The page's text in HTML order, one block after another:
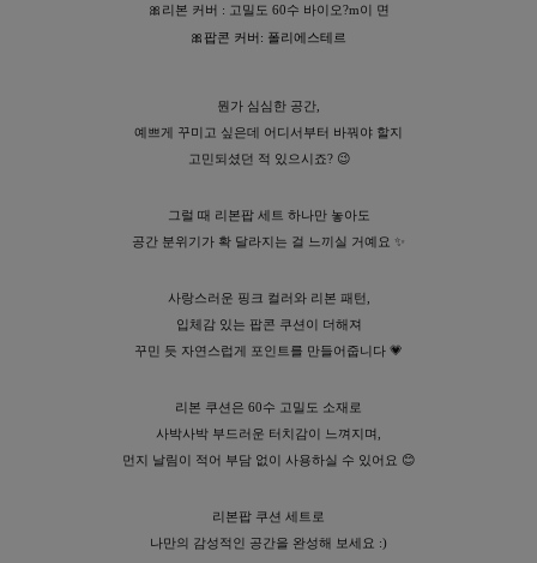
🎀리본 커버 : 고밀도 60수 바이오?m이 면
🎀 팝콘 커버: 폴리에스테르
뭔가 심심한 공간,
예쁘게 꾸미고 싶은데 어디서부터 바꿔야 할지
고민되셨던 적 있으시죠? 😉
그럴 때 리본팝 세트 하나만 놓아도
공간 분위기가 확 달라지는 걸 느끼실 거예요 ✨
사랑스러운 핑크 컬러와 리본 패턴,
입체감 있는 팝콘 쿠션이 더해져
꾸민 듯 자연스럽게 포인트를 만들어줍니다 💗
리본 쿠션은 60수 고밀도 소재로
사박사박 부드러운 터치감이 느껴지며,
먼지 날림이 적어 부담 없이 사용하실 수 있어요 😊
리본팝 쿠션 세트로
나만의 감성적인 공간을 완성해 보세요 :)